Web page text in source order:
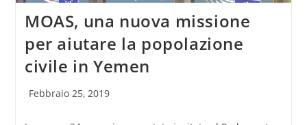
MOAS, una nuova missione
per aiutare la popolazione
civile in Yemen
Articolo
Febbraio 25, 2019